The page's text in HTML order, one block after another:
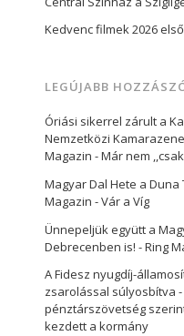
Kedvenc filmek 2026
LEGÚJABB
Óriási sikerrel zárult a
Nemzetközi
Magazin -Már nem
Magyar Dal Hete a Duna
Magazin -Vár a Víg
Ünnepeljük együtt a
Debrecenben is! - Ring
A Fidesz nyugdíj-
zsarolással súlyosbítva -
pénztárszövetség
kezdett a kormány